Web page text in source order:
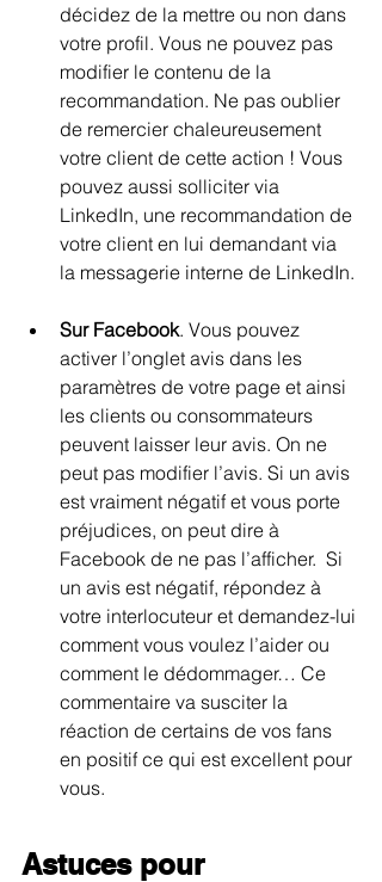
décidez de la mettre ou non dans
votre profil. Vous ne pouvez pas
modifier le contenu de la
recommandation. Ne pas oublier
de remercier chaleureusement
votre client de cette action ! Vous
pouvez aussi solliciter via
LinkedIn, une recommandation de
votre client en lui demandant via
la messagerie interne de LinkedIn.
Sur Facebook. Vous pouvez
activer l’onglet avis dans les
paramètres de votre page et ainsi
les clients ou consommateurs
peuvent laisser leur avis. On ne
peut pas modifier l’avis. Si un avis
est vraiment négatif et vous porte
préjudices, on peut dire à
Facebook de ne pas l’afficher.  Si
un avis est négatif, répondez à
votre interlocuteur et demandez-lui
comment vous voulez l’aider ou
comment le dédommager… Ce
commentaire va susciter la
réaction de certains de vos fans
en positif ce qui est excellent pour
vous.
Astuces pour